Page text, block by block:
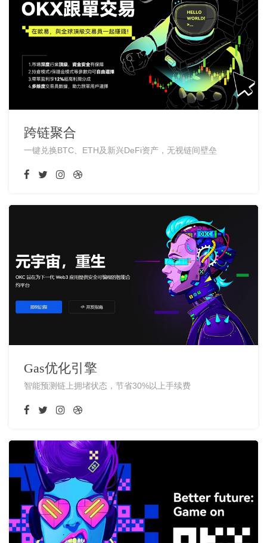
跨链聚合
一键兑换BTC、ETH及新兴DeFi资产，无视链间壁垒
Gas优化引擎
智能预测链上拥堵状态，节省30%以上手续费